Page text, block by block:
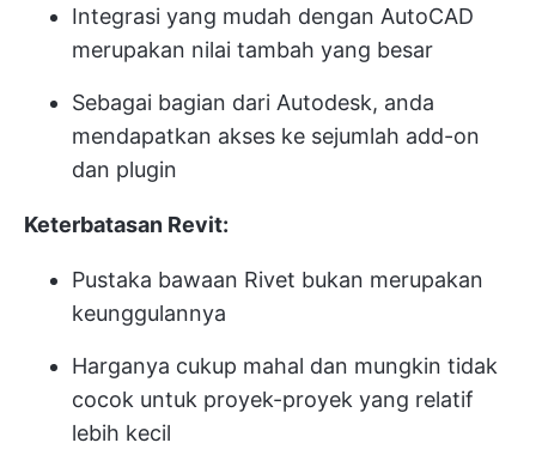
Integrasi yang mudah dengan AutoCAD
merupakan nilai tambah yang besar
Sebagai bagian dari Autodesk, anda
mendapatkan akses ke sejumlah add-on
dan plugin
Keterbatasan Revit:
Pustaka bawaan Rivet bukan merupakan
keunggulannya
Harganya cukup mahal dan mungkin tidak
cocok untuk proyek-proyek yang relatif
lebih kecil